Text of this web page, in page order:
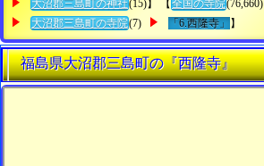
大沼郡三島町の神社(15)】 【 全国の寺院(76,660)
大沼郡三島町の寺院(7) 「6.西隆寺」 】
福島県大沼郡三島町の『西隆寺』